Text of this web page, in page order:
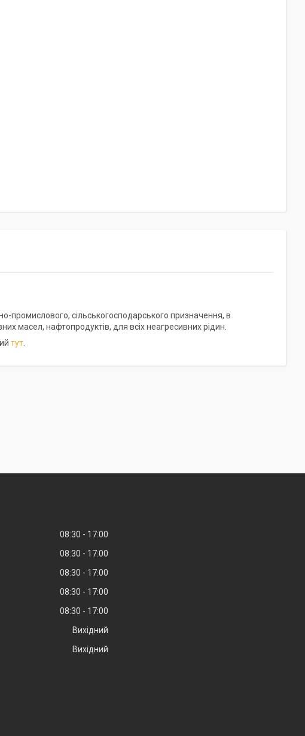
промислового, сільськогосподарського призначення, в
масел, нафтопродуктів, для всіх неагресивних рідин.
тут
08:30
17:00
08:30
17:00
08:30
17:00
08:30
17:00
08:30
17:00
Вихідний
Вихідний